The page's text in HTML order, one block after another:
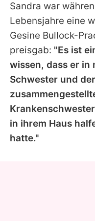
Sandra war
Lebensjahre eine
Gesine Bullock-
preisgab: "Es ist
wissen, dass er in
Schwester und
in ihrem Haus
hatte."